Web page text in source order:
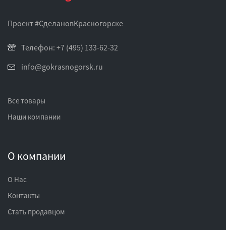
Проект #СделановКрасногорске
Телефон: +7 (495) 133-62-32
info@gokrasnogorsk.ru
Все товары
Наши компании
О компании
О Нас
Контакты
Стать продавцом